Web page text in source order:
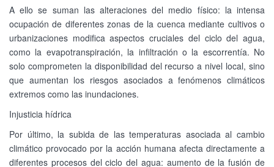
A ello se suman las alteraciones del medio físico: la intensa
ocupación de diferentes zonas de la cuenca mediante cultivos o
urbanizaciones modifica aspectos cruciales del ciclo del agua,
como la evapotranspiración, la infiltración o la escorrentía. No
solo comprometen la disponibilidad del recurso a nivel local, sino
que aumentan los riesgos asociados a fenómenos climáticos
extremos como las inundaciones.
Injusticia hídrica
Por último, la subida de las temperaturas asociada al cambio
climático provocado por la acción humana afecta directamente a
diferentes procesos del ciclo del agua: aumento de la fusión de